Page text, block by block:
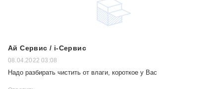
Ай Сервис / i-Сервис
08.04.2022 03:08
Надо разбирать чистить от влаги, короткое у Вас